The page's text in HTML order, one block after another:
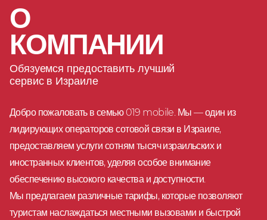
О
КОМПАНИИ
Обязуемся предоставить лучший
сервис в Израиле
Добро пожаловать в семью 019 mobile. Мы — один из
лидирующих операторов сотовой связи в Израиле,
предоставляем услуги сотням тысяч израильских и
иностранных клиентов, уделяя особое внимание
обеспечению высокого качества и доступности.
Мы предлагаем различные тарифы, которые позволяют
туристам наслаждаться местными вызовами и быстрой